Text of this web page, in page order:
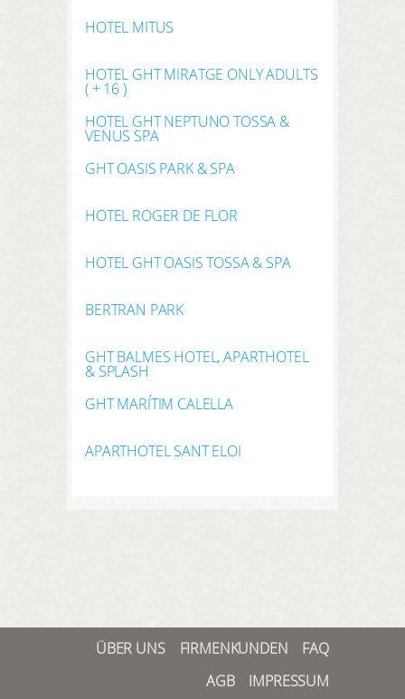
HOTEL MITUS
HOTEL GHT MIRATGE ONLY ADULTS
( + 16 )
HOTEL GHT NEPTUNO TOSSA &
VENUS SPA
GHT OASIS PARK & SPA
HOTEL ROGER DE FLOR
HOTEL GHT OASIS TOSSA & SPA
BERTRAN PARK
GHT BALMES HOTEL, APARTHOTEL
& SPLASH
GHT MARÍTIM CALELLA
APARTHOTEL SANT ELOI
ÜBER UNS FIRMENKUNDEN
FAQ
AGB
IMPRESSUM